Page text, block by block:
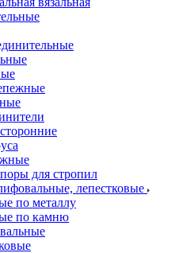
для стропил
лепестковые
по металлу
по камню